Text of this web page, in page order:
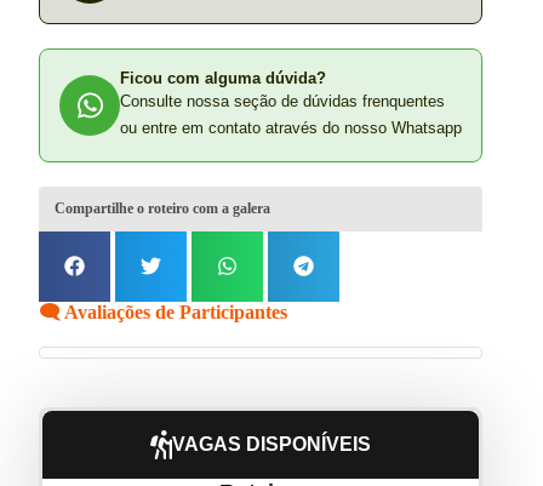
Ficou com alguma dúvida?
Consulte nossa seção de dúvidas frenquentes
ou entre em contato através do nosso Whatsapp
Compartilhe o roteiro com a galera
🗨️ Avaliações de Participantes
VAGAS DISPONÍVEIS